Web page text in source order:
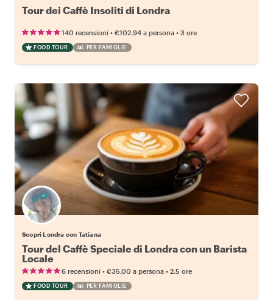
Tour dei Caffè Insoliti di Londra
140 recensioni • €102.94 a persona • 3 ore
FOOD TOUR PER FAMIGLIE
Scopri Londra con Tatiana
Tour del Caffè Speciale di Londra con un Barista
Locale
6 recensioni • €35.00 a persona • 2.5 ore
FOOD TOUR PER FAMIGLIE